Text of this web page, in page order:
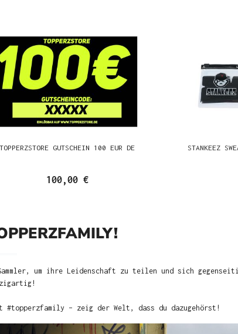
TOPPERZSTORE GUTSCHEIN 100 EUR DE
100,00 €
STANKEEZ
um ihre Leidenschaft zu teilen und sich
#topperzfamily – zeig der Welt, dass du dazugehörst!